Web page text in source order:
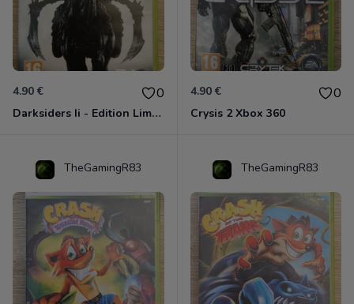
4.90 € 0
Darksiders Ii - Edition Limitée Xbox 360
4.90 € 0
Crysis 2 Xbox 360
TheGamingR83 TheGamingR83